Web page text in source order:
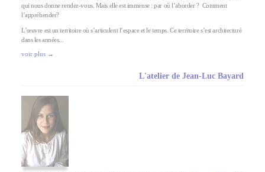
qui nous donne rendez-vous. Mais elle est immense : par où l’aborder ? Comment
l’appréhender?
L’œuvre est un territoire où s’articulent l’espace et le temps. Ce territoire s’est architecturé
dans les années...
voir plus →
L'atelier de Jean-Luc Bayard